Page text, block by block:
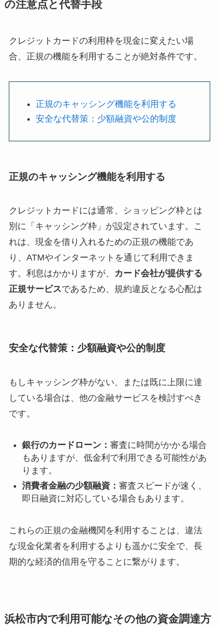
の注意点と代替手段
クレジットカードの利用枠を現金に変えたい場
合、正規の機能を利用することが絶対条件です。
正規のキャッシング機能を利用する
安全な代替策：少額融資や公的制度
正規のキャッシング機能を利用する
クレジットカードには通常、ショッピング枠とは
別に「キャッシング枠」が設定されています。こ
れは、現金を借り入れるための正規の機能であ
り、ATMやインターネットを通じて利用できま
す。利息はかかりますが、
カード会社が提供する
正規サービスであるため、規約違反となる心配は
ありません。
安全な代替策：少額融資や公的制度
もしキャッシング枠がない、または既に上限に達
している場合は、他の金融サービスを検討すべき
です。
銀行のカードローン： 審査に時間がかかる場合
もありますが、低金利で利用できる可能性があ
ります。
消費者金融の少額融資： 審査スピードが速く、
即日融資に対応している場合もあります。
これらの正規の金融機関を利用することは、違法
な現金化業者を利用するよりも遥かに安全で、長
期的な経済的信用を守ることに繋がります。
浜松市内で利用可能なその他の資金調達方